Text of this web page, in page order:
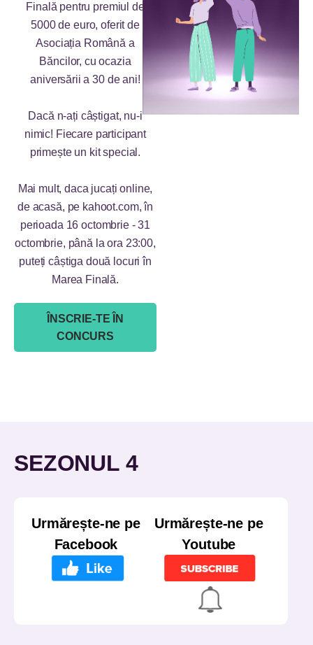
Finală pentru premiul de
5000 de euro, oferit de
Asociația Română a
Băncilor, cu ocazia
aniversării a 30 de ani!
Dacă n-ați câștigat, nu-i
nimic! Fiecare participant
primește un kit special.
Mai mult, daca jucați online,
de acasă, pe kahoot.com, în
perioada 16 octombrie - 31
octombrie, până la ora 23:00,
puteți câștiga două locuri în
Marea Finală.
ÎNSCRIE-TE ÎN
CONCURS
SEZONUL 4
Urmărește-ne pe
Facebook
Urmărește-ne pe
Youtube